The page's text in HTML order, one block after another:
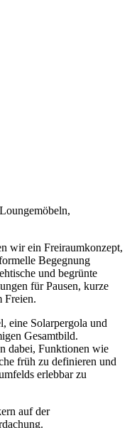
wir ein Freiraumkonzept,
Begegnung
und begrünte
für Pausen, kurze
Freien.
eine Solarpergola und
Gesamtbild.
dabei, Funktionen wie
früh zu definieren und
erlebbar zu